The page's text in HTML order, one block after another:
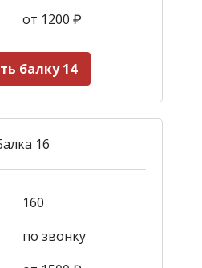
от 1200 ₽
балку 14
16
160
по звонку